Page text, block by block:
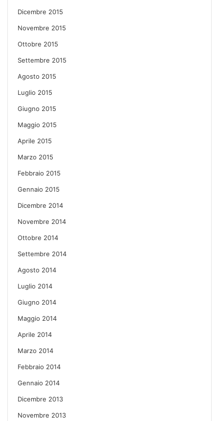
Dicembre 2015
Novembre 2015
Ottobre 2015
Settembre 2015
Agosto 2015
Luglio 2015
Giugno 2015
Maggio 2015
Aprile 2015
Marzo 2015
Febbraio 2015
Gennaio 2015
Dicembre 2014
Novembre 2014
Ottobre 2014
Settembre 2014
Agosto 2014
Luglio 2014
Giugno 2014
Maggio 2014
Aprile 2014
Marzo 2014
Febbraio 2014
Gennaio 2014
Dicembre 2013
Novembre 2013